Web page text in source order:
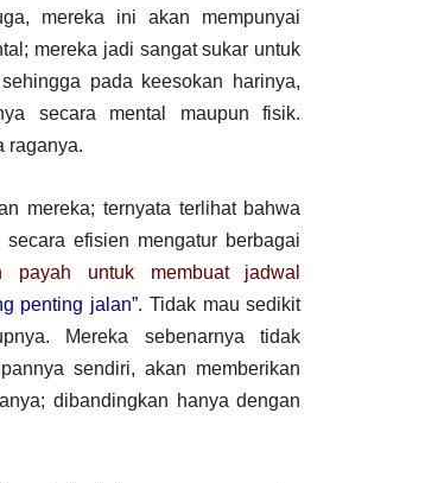
mereka ini akan mempunyai
mereka jadi sangat sukar untuk
pada keesokan harinya,
secara mental maupun fisik.
raganya.
mereka; ternyata terlihat bahwa
efisien mengatur berbagai
payah untuk membuat jadwal
penting jalan”. Tidak mau sedikit
Mereka sebenarnya tidak
sendiri, akan memberikan
dibandingkan hanya dengan